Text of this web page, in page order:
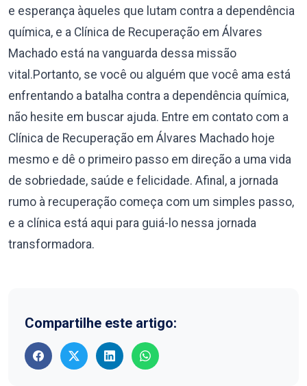
e esperança àqueles que lutam contra a dependência
química, e a Clínica de Recuperação em Álvares
Machado está na vanguarda dessa missão
vital.Portanto, se você ou alguém que você ama está
enfrentando a batalha contra a dependência química,
não hesite em buscar ajuda. Entre em contato com a
Clínica de Recuperação em Álvares Machado hoje
mesmo e dê o primeiro passo em direção a uma vida
de sobriedade, saúde e felicidade. Afinal, a jornada
rumo à recuperação começa com um simples passo,
e a clínica está aqui para guiá-lo nessa jornada
transformadora.
Compartilhe este artigo: